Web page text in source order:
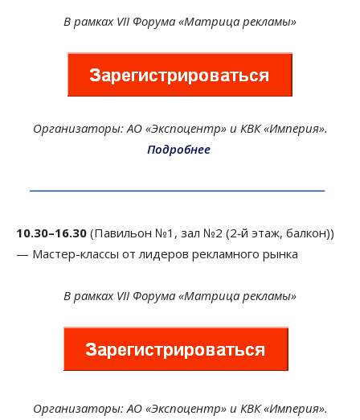
В рамках VII Форума «Матрица рекламы»
Организаторы: АО «Экспоцентр» и КВК «Империя».
Подробнее
10.30–16.30 (Павильон №1, зал №2 (2‑й этаж, балкон))
— Мастер-классы от лидеров рекламного рынка
В рамках VII Форума «Матрица рекламы»
Организаторы: АО «Экспоцентр» и КВК «Империя».